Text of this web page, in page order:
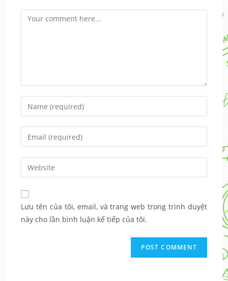
Comment
Enter
your
name
comment
Enter
your
email
address
comment
Enter
your
website
URL
(optional)
Lưu tên của tôi, email, và trang web trong trình duyệt
này cho lần bình luận kế tiếp của tôi.